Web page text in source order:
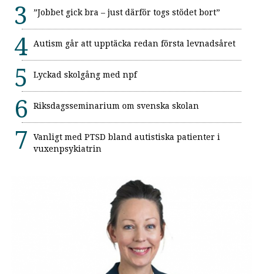
”Jobbet gick bra – just därför togs stödet bort”
Autism går att upptäcka redan första levnadsåret
Lyckad skolgång med npf
Riksdagsseminarium om svenska skolan
Vanligt med PTSD bland autistiska patienter i
vuxenpsykiatrin